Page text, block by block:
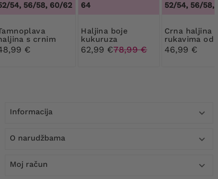
54, 56/58, 60/62
s crnim
€
64
Haljina boje
kukuruza
62,99 €78,99 €
52/54, 56/58,
Crna haljina s
rukavima od
šifona i bež-
uzorcima
46,99 €
Informacija 
O narudžbama 
Moj račun 